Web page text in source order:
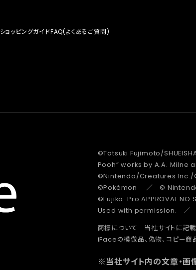
ショッピングガイドFAQ(よくあるご質問)
©Tatsuki Fujimoto/
Pooh” works by A.A.
©Nintendo/Creatures Inc./
©Pokémon ／ © Nintendo
©Fujiko-Pro APPROVAL
Used with permission. ／
商標について 当社サイトに記
iFaceの模倣品、偽物、コピー商
※当社サイト内の文章・画